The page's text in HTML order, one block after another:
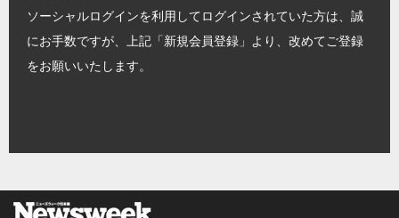
ソーシャルログインを利用してログインされていた方は、誠
にお手数ですが、上記「新規会員登録」より、改めてご登録
をお願いいたします。